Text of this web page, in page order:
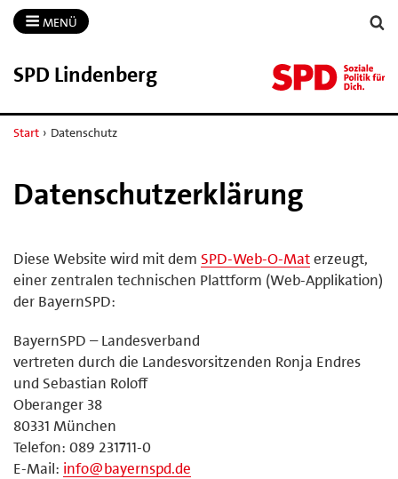
MENÜ
SPD Lindenberg
Start › Datenschutz
Datenschutzerklärung
Diese Website wird mit dem SPD-Web-O-Materzeugt,
einer zentralen technischen Plattform (Web-Applikation)
der BayernSPD:
BayernSPD – Landesverband
vertreten durch die Landesvorsitzenden Ronja Endres
und Sebastian Roloff
Oberanger 38
80331 München
Telefon: 089 231711-0
E-Mail: info@bayernspd.de